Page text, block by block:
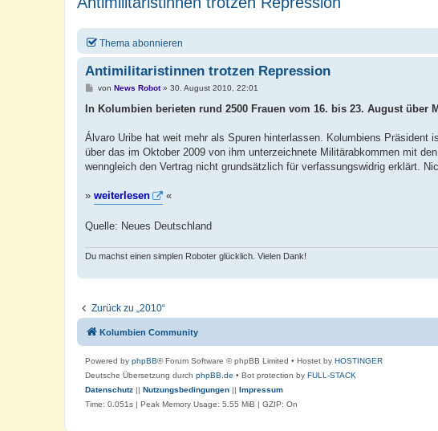
Thema abonnieren
Antimilitaristinnen trotzen Repression
B
a
von News Robot» 30. August 2010, 22:01
In Kolumbien berieten rund 2500 Frauen vom 16. bis 23. August
Álvaro Uribe hat weit mehr als Spuren hinterlassen. Kolumbiens
über das im Oktober 2009 von ihm unterzeichnete Militärabkommen mit
wenngleich den Vertrag nicht grundsätzlich für verfassungswidrig erklärt.
» weiterlesen «
Quelle: Neues Deutschland
Du machst einen simplen Roboter glücklich. Vielen Dank!
Zurück zu „2010“
Kolumbien Community
Powered by phpBB® Forum Software © phpBB Limited • Hostet by HOSTINGER
Deutsche Übersetzung durch phpBB.de • Bot protection by FULL-STACK
Datenschutz || Nutzungsbedingungen || Impressum
Time: 0.051s | Peak Memory Usage: 5.55 MiB | GZIP: On